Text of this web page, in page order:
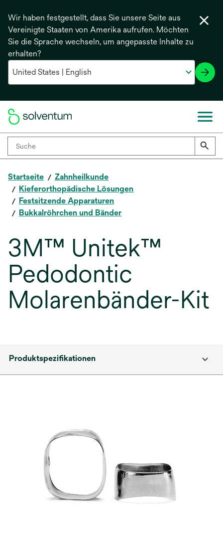
Wir haben festgestellt, dass Sie unsere Seite aus
Vereinigte Staaten von Amerika aufrufen. Möchten
Sie die Sprache wechseln, um angepasste Inhalte zu
erhalten?
Startseite
Zahnheilkunde
Kieferorthopädische Lösungen
Festsitzende Apparaturen
Bukkalröhrchen und Bänder
3M™ Unitek™
Pedodontic
Molarenbänder-Kit
Produktspezifikationen